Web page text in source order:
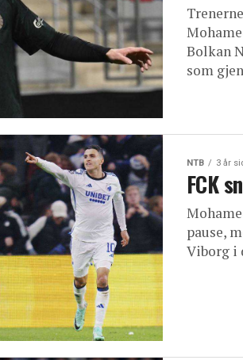
Bolkan
som
NTB 3 år
FCK
pause,
Viborg i